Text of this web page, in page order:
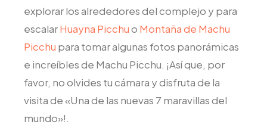
explorar los alrededores del complejo y para
escalarHuayna Picchuo Montaña de Machu
Picchu para tomar algunas fotos panorámicas
e increíbles de Machu Picchu. ¡Así que, por
favor, no olvides tu cámara y disfruta de la
visita de «Una de las nuevas 7 maravillas del
mundo»!.